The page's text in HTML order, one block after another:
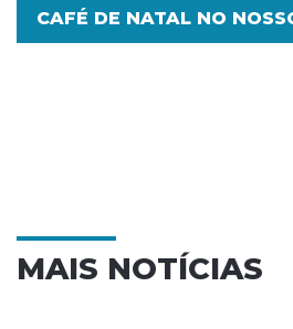
CAFÉ DE NATAL NO
MAIS NOTÍCIAS